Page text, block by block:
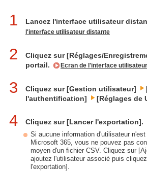
1 Lancez l'interface utilisateur
l'interface utilisateur distante
2
Cliquez sur [Réglages/
portail.
Ecran de l'interface
3 Cliquez sur [Gestion utilisateur]
l'authentification]
[Réglages de
4 Cliquez sur [Lancer l'exportation].
Si aucune information d'utilisateur
Microsoft 365, vous ne pouvez pas
moyen d'un fichier CSV. Cliquez sur
ajoutez l'utilisateur associé puis
l'exportation].